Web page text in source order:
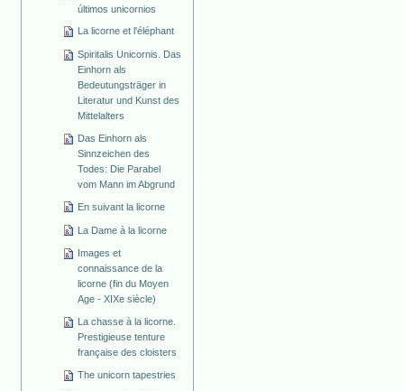
últimos unicornios
La licorne et l'éléphant
Spiritalis Unicornis. Das
Einhorn als
Bedeutungsträger in
Literatur und Kunst des
Mittelalters
Das Einhorn als
Sinnzeichen des
Todes: Die Parabel
vom Mann im Abgrund
En suivant la licorne
La Dame à la licorne
Images et
connaissance de la
licorne (fin du Moyen
Age - XIXe siècle)
La chasse à la licorne.
Prestigieuse tenture
française des cloisters
The unicorn tapestries